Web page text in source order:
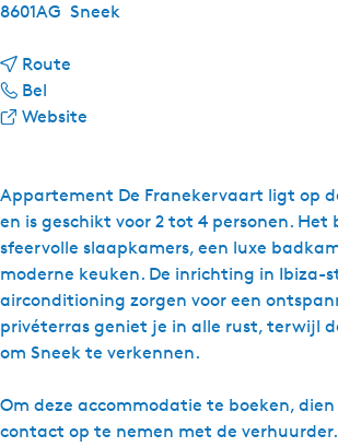
Appartement De Franekervaart ligt op
en is geschikt voor 2 tot 4 personen. Het
sfeervolle slaapkamers, een luxe
moderne keuken. De inrichting in Ibiza-
airconditioning zorgen voor een
privéterras geniet je in alle rust, terwijl
om Sneek te verkennen.
Om deze accommodatie te boeken,
contact op te nemen met de verhuurder.
8601AG Sneek
Route
a
t
a
d
s
l
o
g
m
e
Bel
t
s
l
o
g
e
m
e
t
D
Website
S
t
a
d
s
l
o
e
m